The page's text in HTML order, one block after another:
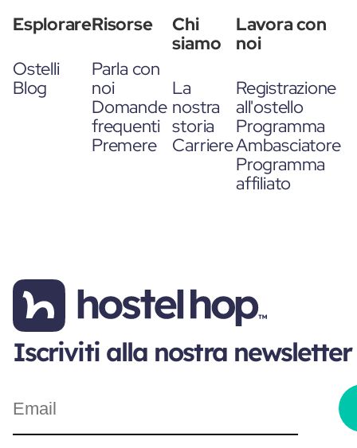
Esplorare
Ostelli
Blog
Risorse
Parla con
noi
Domande
frequenti
Premere
Chi
siamo
La
nostra
storia
Carriere
Lavora con
noi
Registrazione
all'ostello
Programma
Ambasciatore
Programma
affiliato
Iscriviti alla nostra newsletter